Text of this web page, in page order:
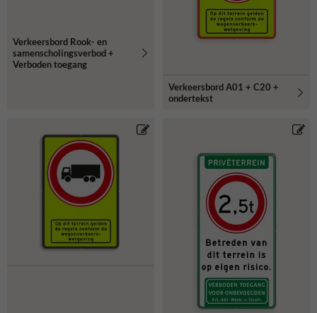
Verkeersbord Rook- en
samenscholingsverbod +
Verboden toegang
Verkeersbord A01 + C20 +
ondertekst